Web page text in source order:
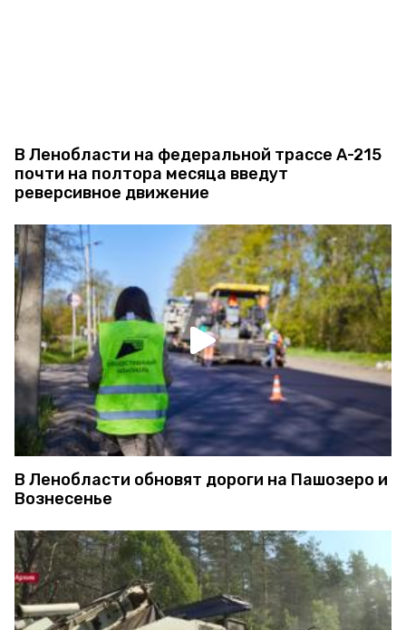
В Ленобласти на федеральной трассе А-215
почти на полтора месяца введут
реверсивное движение
В Ленобласти обновят дороги на Пашозеро и
Вознесенье